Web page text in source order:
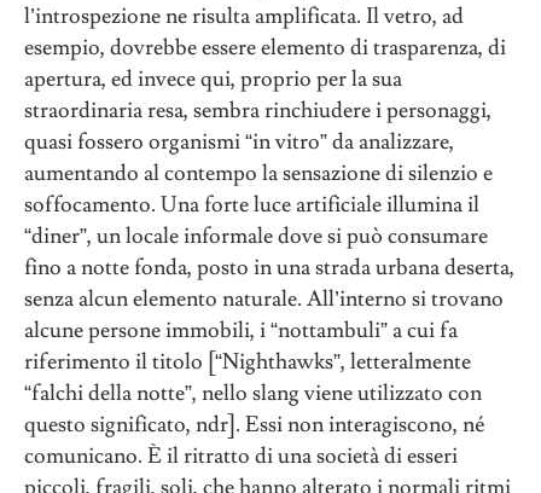
l’introspezione ne risulta amplificata. Il vetro, ad
esempio, dovrebbe essere elemento di trasparenza, di
apertura, ed invece qui, proprio per la sua
straordinaria resa, sembra rinchiudere i personaggi,
quasi fossero organismi “in vitro” da analizzare,
aumentando al contempo la sensazione di silenzio e
soffocamento. Una forte luce artificiale illumina il
“diner”, un locale informale dove si può consumare
fino a notte fonda, posto in una strada urbana deserta,
senza alcun elemento naturale. All’interno si trovano
alcune persone immobili, i “nottambuli” a cui fa
riferimento il titolo [“Nighthawks”, letteralmente
“falchi della notte”, nello slang viene utilizzato con
questo significato, ndr]. Essi non interagiscono, né
comunicano. È il ritratto di una società di esseri
piccoli, fragili, soli, che hanno alterato i normali ritmi